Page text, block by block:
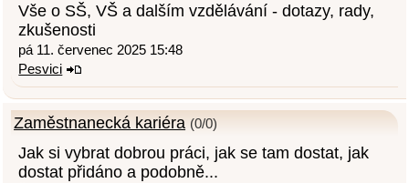
Vše o SŠ, VŠ a dalším vzdělávání - dotazy, rady,
zkušenosti
pá 11. červenec 2025 15:48
Pesvici
Zaměstnanecká kariéra (0/0)
Jak si vybrat dobrou práci, jak se tam dostat, jak
dostat přidáno a podobně...